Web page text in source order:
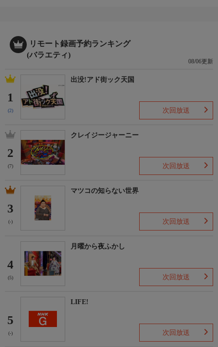
リモート録画予約ランキング
(バラエティ)
08/06更新
1
(2)
出没!アド街ック天国
次回放送
2
(7)
クレイジージャーニー
次回放送
3
(-)
マツコの知らない世界
次回放送
4
(5)
月曜から夜ふかし
次回放送
5
(-)
LIFE!
次回放送